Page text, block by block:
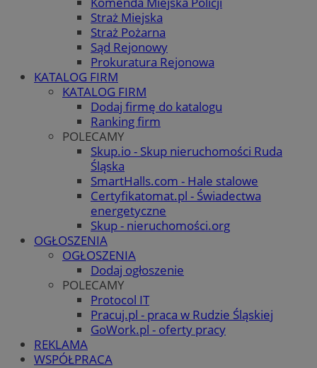
Straż Miejska
Straż Pożarna
Sąd Rejonowy
Prokuratura Rejonowa
KATALOG FIRM
KATALOG FIRM
Dodaj firmę do katalogu
Ranking firm
POLECAMY
Skup.io - Skup nieruchomości Ruda
Śląska
SmartHalls.com - Hale stalowe
Certyfikatomat.pl - Świadectwa
energetyczne
Skup - nieruchomości.org
OGŁOSZENIA
OGŁOSZENIA
Dodaj ogłoszenie
POLECAMY
Protocol IT
Pracuj.pl - praca w Rudzie Śląskiej
GoWork.pl - oferty pracy
REKLAMA
WSPÓŁPRACA